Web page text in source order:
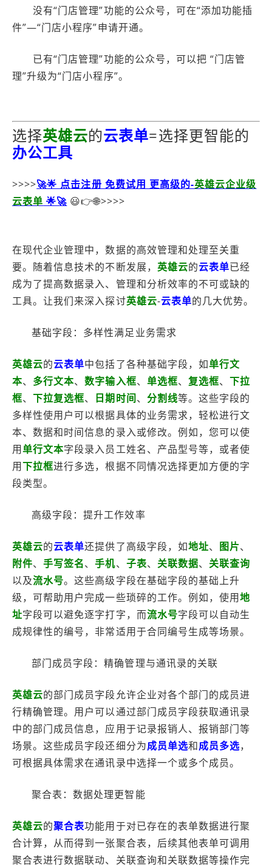
没有“门店管理”功能的公众号，可在“添加功能插
件”—“门店小程序”申请开通。
已有“门店管理”功能的公众号，可以把 “门店管
理”升级为“门店小程序”。
选择英雄云的云表单=选择更智能的
办公工具
>>>>🚀🌟 点击注册 免费试用 更高级的-英雄云企业级
云表单 🌟🚀 😃👉🌐>>>>
在现代企业管理中，数据的高效管理和处理至关重
要。随着信息技术的不断发展， 英雄云的云表单已经
成为了提高数据录入、管理和分析效率的不可或缺的
工具。让我们来深入探讨英雄云-云表单的几大优势。
基础字段：多样性满足业务需求
英雄云的云表单中包括了各种基础字段，如单行文
本、 多行文本、数字输入框、 单选框、 复选框、下拉
框、下拉复选框、 日期时间、 分割线等。这些字段的
多样性使用户可以根据具体的业务需求，轻松进行文
本、数据和时间信息的录入或修改。例如，您可以使
用单行文本字段录入员工姓名、产品型号等，或者使
用下拉框进行多选，根据不同情况选择更加方便的字
段类型。
高级字段：提升工作效率
英雄云的云表单还提供了高级字段，如地址、 图片、
附件、手写签名、手机、 子表、 关联数据、 关联查询
以及流水号。这些高级字段在基础字段的基础上升
级，可帮助用户完成一些琐碎的工作。例如，使用地
址字段可以避免逐字打字，而流水号字段可以自动生
成规律性的编号，非常适用于合同编号生成等场景。
部门成员字段：精确管理与通讯录的关联
英雄云的部门成员字段允许企业对各个部门的成员进
行精确管理。用户可以通过部门成员字段获取通讯录
中的部门成员信息，应用于记录报销人、报销部门等
场景。这些成员字段还细分为成员单选和成员多选，
可根据具体需求在通讯录中选择一个或多个成员。
聚合表：数据处理更智能
英雄云的聚合表功能用于对已存在的表单数据进行聚
合计算，从而得到一张聚合表，后续其他表单可调用
聚合表进行数据联动、关联查询和关联数据等操作完